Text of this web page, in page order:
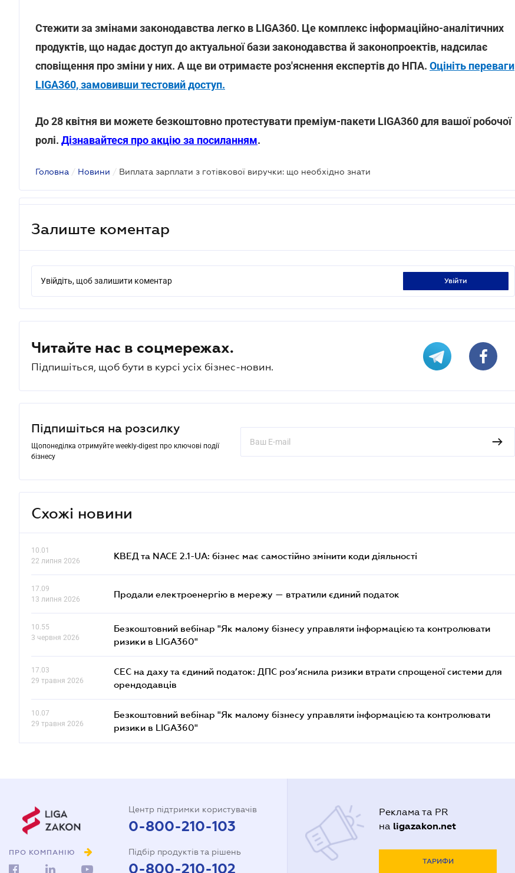
Стежити за змінами законодавства легко в LIGA360. Це комплекс інформаційно-аналітичних
продуктів, що надає доступ до актуальної бази законодавства й законопроектів, надсилає
сповіщення про зміни у них. А ще ви отримаєте роз'яснення експертів до НПА. Оцініть переваги
LIGA360, замовивши тестовий доступ.
До 28 квітня ви можете безкоштовно протестувати преміум-пакети LIGA360 для вашої робочої
ролі. Дізнавайтеся про акцію за посиланням.
Головна / Новини / Виплата зарплати з готівкової виручки: що необхідно знати
Залиште коментар
Увійдіть, щоб залишити коментар увійти
Читайте нас в соцмережах.
Підпишіться, щоб бути в курсі усіх бізнес-новин.
Підпишіться на розсилку
Щопонеділка отримуйте weekly-digest про ключові події
бізнесу
Схожі новини
10.01
22 липня 2026
КВЕД та NACE 2.1-UA: бізнес має самостійно змінити коди діяльності
17.09
13 липня 2026
Продали електроенергію в мережу — втратили єдиний податок
10.55
3 червня 2026
Безкоштовний вебінар "Як малому бізнесу управляти інформацією та контролювати
ризики в LIGA360"
17.03
29 травня 2026
СЕС на даху та єдиний податок: ДПС роз’яснила ризики втрати спрощеної системи для
орендодавців
10.07
29 травня 2026
Безкоштовний вебінар "Як малому бізнесу управляти інформацією та контролювати
ризики в LIGA360"
ПРО КОМПАНІЮ
Центр підтримки користувачів
0-800-210-103
Підбір продуктів та рішень
0-800-210-102
Реклама та PR
на ligazakon.net
ТАРИФИ